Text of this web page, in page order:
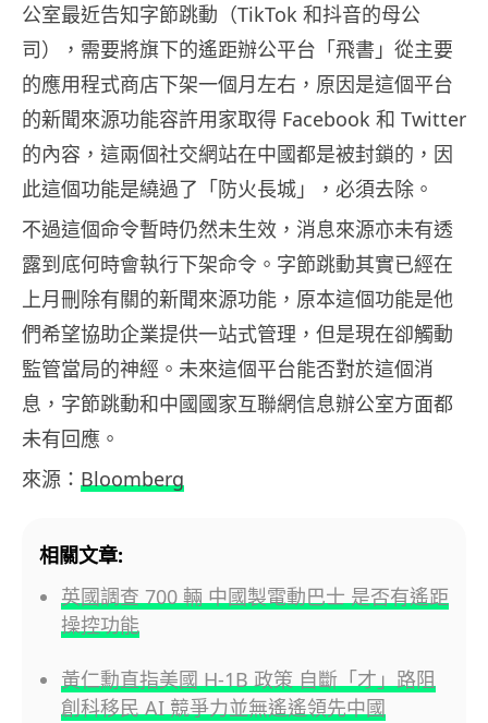
公室最近告知字節跳動（TikTok 和抖音的母公
司），需要將旗下的遙距辦公平台「飛書」從主要
的應用程式商店下架一個月左右，原因是這個平台
的新聞來源功能容許用家取得 Facebook 和 Twitter
的內容，這兩個社交網站在中國都是被封鎖的，因
此這個功能是繞過了「防火長城」，必須去除。
不過這個命令暫時仍然未生效，消息來源亦未有透
露到底何時會執行下架命令。字節跳動其實已經在
上月刪除有關的新聞來源功能，原本這個功能是他
們希望協助企業提供一站式管理，但是現在卻觸動
監管當局的神經。未來這個平台能否對於這個消
息，字節跳動和中國國家互聯網信息辦公室方面都
未有回應。
來源： Bloomberg
相關文章:
英國調查 700 輛 中國製電動巴士 是否有遙距
操控功能
黃仁勳直指美國 H-1B 政策 自斷「才」路阻
創科移民 AI 競爭力並無遙遙領先中國